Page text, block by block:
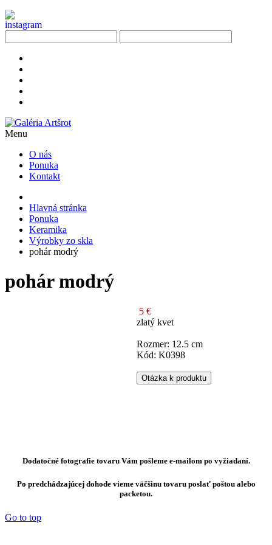
Menu
O nás
Ponuka
Kontakt
Hlavná stránka
Ponuka
Keramika
Výrobky zo skla
pohár modrý
pohár modrý
5 €
zlatý kvet
Rozmer: 12.5 cm
Kód: K0398
Otázka k produktu
Dodatočné fotografie tovaru Vám pošleme e-mailom po vyžiadaní.
Po predchádzajúcej dohode vieme väčšinu tovaru poslať poštou alebo
packetou.
Go to top